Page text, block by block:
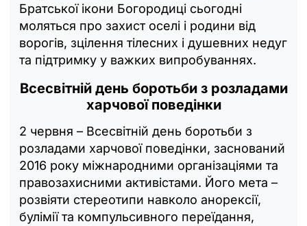
Братської ікони Богородиці сьогодні
моляться про захист оселі і родини від
ворогів, зцілення тілесних і душевних недуг
та підтримку у важких випробуваннях.
Всесвітній день боротьби з розладами
харчової поведінки
2 червня – Всесвітній день боротьби з
розладами харчової поведінки, заснований
2016 року міжнародними організаціями та
правозахисними активістами. Його мета –
розвіяти стереотипи навколо анорексії,
булімії та компульсивного переїдання,